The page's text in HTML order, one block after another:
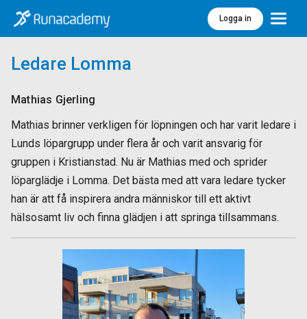
Logga in Meny
Ledare Lomma
Mathias Gjerling
Mathias brinner verkligen för löpningen och har varit ledare i
Lunds löpargrupp under flera år och varit ansvarig för
gruppen i Kristianstad. Nu är Mathias med och sprider
löparglädje i Lomma. Det bästa med att vara ledare tycker
han är att få inspirera andra människor till ett aktivt
hälsosamt liv och finna glädjen i att springa tillsammans.